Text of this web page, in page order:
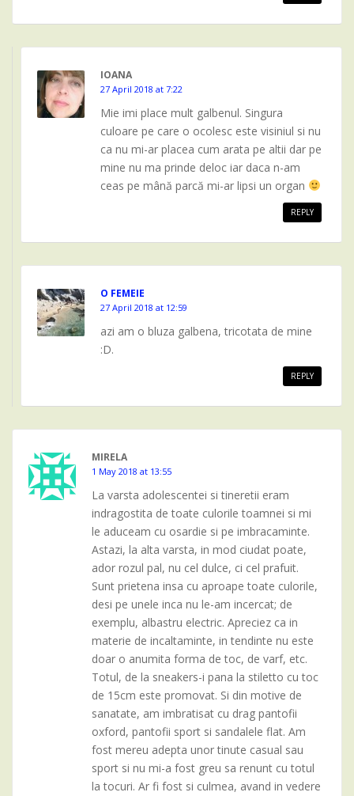
IOANA
27 April 2018 at 7:22
Mie imi place mult galbenul. Singura
culoare pe care o ocolesc este visiniul si nu
ca nu mi-ar placea cum arata pe altii dar pe
mine nu ma prinde deloc iar daca n-am
ceas pe mână parcă mi-ar lipsi un organ
REPLY
O FEMEIE
27 April 2018 at 12:59
azi am o bluza galbena, tricotata de mine
:D.
REPLY
MIRELA
1 May 2018 at 13:55
La varsta adolescentei si tineretii eram
indragostita de toate culorile toamnei si mi
le aduceam cu osardie si pe imbracaminte.
Astazi, la alta varsta, in mod ciudat poate,
ador rozul pal, nu cel dulce, ci cel prafuit.
Sunt prietena insa cu aproape toate culorile,
desi pe unele inca nu le-am incercat; de
exemplu, albastru electric. Apreciez ca in
materie de incaltaminte, in tendinte nu este
doar o anumita forma de toc, de varf, etc.
Totul, de la sneakers-i pana la stiletto cu toc
de 15cm este promovat. Si din motive de
sanatate, am imbratisat cu drag pantofii
oxford, pantofii sport si sandalele flat. Am
fost mereu adepta unor tinute casual sau
sport si nu mi-a fost greu sa renunt cu totul
la tocuri. Ar fi fost si culmea, avand in vedere